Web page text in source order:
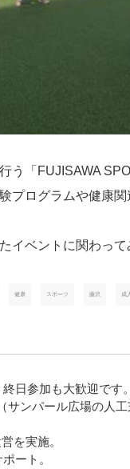
う「FUJISAWA
プログラムや健康
イベントに関わって
健康 スポーツ 藤沢 成
日参加も大歓迎です。
サンパール広場の人
を実施。
ート。